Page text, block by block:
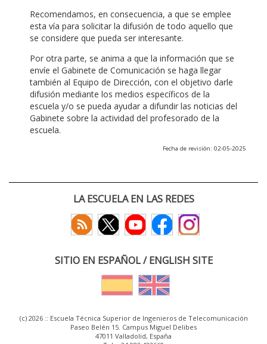
Recomendamos, en consecuencia, a que se emplee
esta vía para solicitar la difusión de todo aquello que
se considere que pueda ser interesante.
Por otra parte, se anima a que la información que se
envíe el Gabinete de Comunicación se haga llegar
también al Equipo de Dirección, con el objetivo darle
difusión mediante los medios específicos de la
escuela y/o se pueda ayudar a difundir las noticias del
Gabinete sobre la actividad del profesorado de la
escuela.
Fecha de revisión: 02-05-2025
LA ESCUELA EN LAS REDES
SITIO EN ESPAÑOL / ENGLISH SITE
(c) 2026 :: Escuela Técnica Superior de Ingenieros de Telecomunicación
Paseo Belén 15. Campus Miguel Delibes
47011 Valladolid, España